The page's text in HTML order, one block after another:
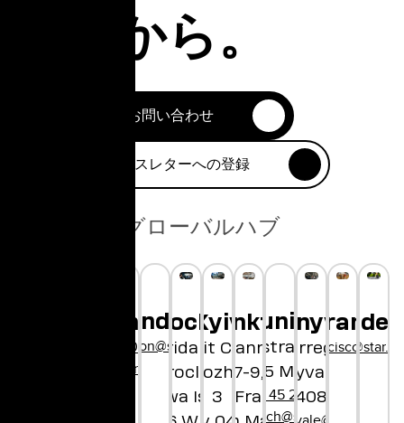
今日から。
お問い合わせ
ニュースレターへの登録
グローバルハブ
Shanghai
hellochina@star.global
Copenhagen
+45 29 90 01 97
hellocopenhagen@star.global
London
hellolondon@star.global
Wroclaw
Concorida Design
Wroclaw
Słodowa Island 7
Kyiv
Unit City
Dorohozhytska,
3
Frankfurt
Bethmannstraße
7-9,
60311 Frankfurt
Munich
Bayerstrasse 85
80335 Munich
+49 89 45 21 61 80
hellomunich@star.global
Sunnyvale
1250 Borregas Ave
Sunnyvale, CA
94089
San